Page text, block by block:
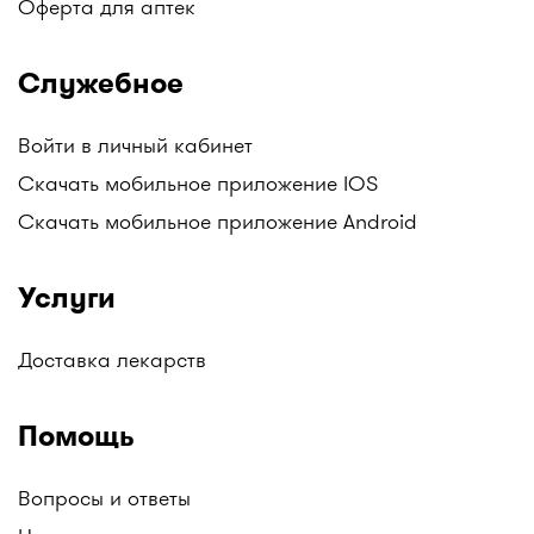
Витамин D: Способствует нормальному развитию
Витамины группы В
Когда следует использовать
витамины для беременных:
С момента планирования беременности.
На протяжении всего периода беременности.
здоровья и развития младенца.
рекомендациями врача или фармацевта.
Оферта для аптек
Служебное
Войти в личный кабинет
Скачать мобильное приложение IOS
Скачать мобильное приложение Android
Услуги
Доставка лекарств
Помощь
Вопросы и ответы